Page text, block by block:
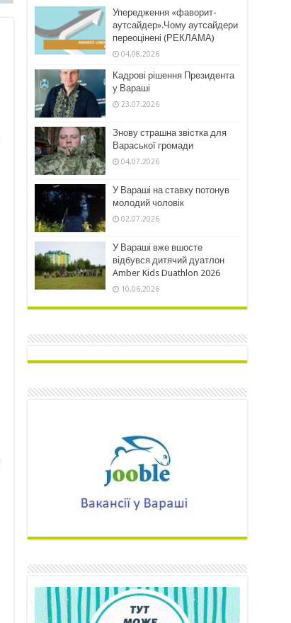
Упередження «фаворит-
аутсайдер».Чому аутсайдери
переоцінені (РЕКЛАМА)
04.08.2026
Кадрові рішення Президента
у Вараші
23.07.2026
Знову страшна звістка для
Вараської громади
04.07.2026
У Вараші на ставку потонув
молодий чоловік
02.07.2026
У Вараші вже вшосте
відбувся дитячий дуатлон
Amber Kids Duathlon 2026
10.06.2026